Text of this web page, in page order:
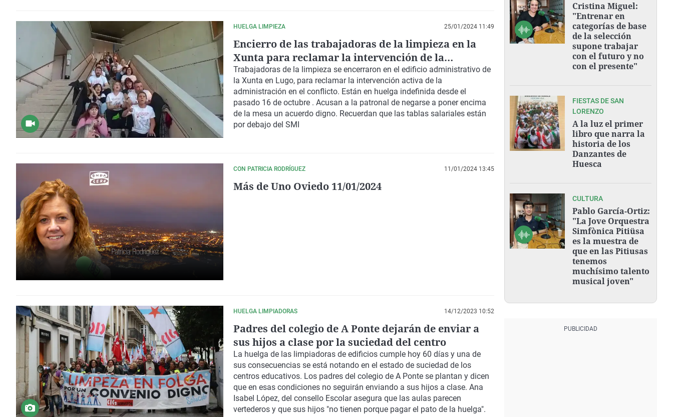
HUELGA LIMPIEZA 25/01/2024 11:49
Encierro de las trabajadoras de la limpieza en la
Xunta para reclamar la intervención de la
administración
Trabajadoras de la limpieza se encerraron en el edificio administrativo de
la Xunta en Lugo, para reclamar la intervención activa de la
administración en el conflicto. Están en huelga indefinida desde el
pasado 16 de octubre . Acusan a la patronal de negarse a poner encima
de la mesa un acuerdo digno. Recuerdan que las tablas salariales están
por debajo del SMI
CON PATRICIA RODRÍGUEZ 11/01/2024 13:45
Más de Uno Oviedo 11/01/2024
HUELGA LIMPIADORAS 14/12/2023 10:52
Padres del colegio de A Ponte dejarán de enviar a
sus hijos a clase por la suciedad del centro
La huelga de las limpiadoras de edificios cumple hoy 60 días y una de
sus consecuencias se está notando en el estado de suciedad de los
centros educativos. Los padres del colegio de A Ponte se plantan y dicen
que en esas condiciones no seguirán enviando a sus hijos a clase. Ana
Isabel López, del consello Escolar asegura que las aulas parecen
vertederos y que sus hijos "no tienen porque pagar el pato de la huelga".
Cristina Miguel:
"Entrenar en
categorías de base
de la selección
supone trabajar
con el futuro y no
con el presente"
FIESTAS DE SAN
LORENZO
A la luz el primer
libro que narra la
historia de los
Danzantes de
Huesca
CULTURA
Pablo García-Ortiz:
"La Jove Orquestra
Simfònica Pitiüsa
es la muestra de
que en las Pitiusas
tenemos
muchísimo talento
musical joven"